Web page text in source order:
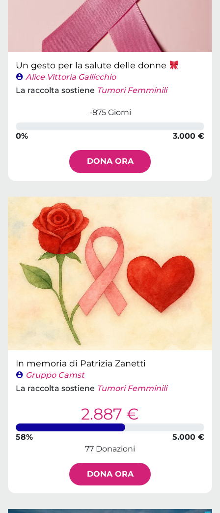
Un gesto per la salute delle donne
Alice Vittoria Gallicchio
La raccolta sostiene Tumori Femminili
-875 Giorni
0% 3.000 €
DONA ORA
In memoria di Patrizia Zanetti
Gruppo Camst
La raccolta sostiene Tumori Femminili
2.887 €
58%
5.000 €
77 Donazioni
DONA ORA